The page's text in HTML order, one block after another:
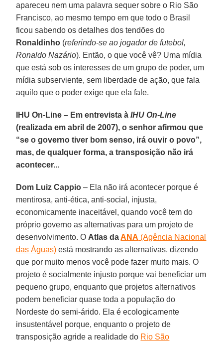
apareceu nem uma palavra sequer sobre o Rio São
Francisco, ao mesmo tempo em que todo o Brasil
ficou sabendo os detalhes dos tendões do
Ronaldinho (referindo-se ao jogador de futebol,
Ronaldo Nazário). Então, o que você vê? Uma mídia
que está sob os interesses de um grupo de poder, um
mídia subserviente, sem liberdade de ação, que fala
aquilo que o poder exige que ela fale.
IHU On-Line – Em entrevista àIHU On-Line
(realizada em abril de 2007), o senhor afirmou que
“se o governo tiver bom senso, irá ouvir o povo”,
mas, de qualquer forma, a transposição não irá
acontecer...
Dom Luiz Cappio – Ela não irá acontecer porque é
mentirosa, anti-ética, anti-social, injusta,
economicamente inaceitável, quando você tem do
próprio governo as alternativas para um projeto de
desenvolvimento. O Atlas daANA (Agência Nacional
das Águas) está mostrando as alternativas, dizendo
que por muito menos você pode fazer muito mais. O
projeto é socialmente injusto porque vai beneficiar um
pequeno grupo, enquanto que projetos alternativos
podem beneficiar quase toda a população do
Nordeste do semi-árido. Ela é ecologicamente
insustentável porque, enquanto o projeto de
transposição agride a realidade do Rio São